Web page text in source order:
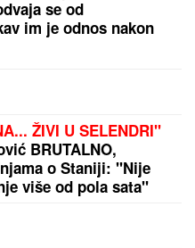
POSVEĆEN
objavio fotografiju
i prilika
VELIČKOVIĆ
NEPRIJATNOST NA
kroz agoniju,
šta se dešava